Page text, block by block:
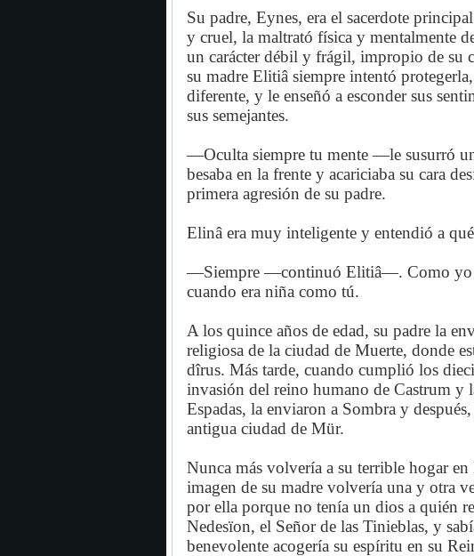
Su padre, Eynes, era el sacerdote
y cruel, la maltrató física y mentalmente
un carácter débil y frágil, impropio de su
su madre Elitiâ siempre intentó
diferente, y le enseñó a esconder sus
sus semejantes.
—Oculta siempre tu mente —le susurró
besaba en la frente y acariciaba su cara
primera agresión de su padre.
Elinâ era muy inteligente y entendió a
—Siempre —continuó Elitiâ—. Como yo
cuando era niña como tú.
A los quince años de edad, su padre la
religiosa de la ciudad de Muerte, donde
dîrus. Más tarde, cuando cumplió los
invasión del reino humano de Castrum y
Espadas, la enviaron a Sombra y
antigua ciudad de Mür.
Nunca más volvería a su terrible hogar
imagen de su madre volvería una y otra
por ella porque no tenía un dios a quién
Nedesïon, el Señor de las Tinieblas, y
benevolente acogería su espíritu en su